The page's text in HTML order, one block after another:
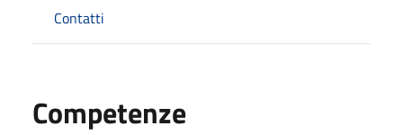
Contatti
Competenze